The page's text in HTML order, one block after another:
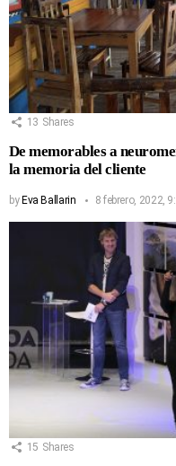
13 Shares
De memorables a
la memoria del cliente
by Eva Ballarin 8 febrero, 2022,
15 Shares